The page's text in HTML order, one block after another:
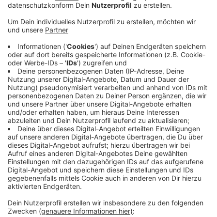
Der DRK Blutspendedienst West in Münster ruft
deshalb alle, die gesund oder wieder gesund sind dazu
auf, zur Blutspende zu gehen. Termine gibt es überall
im Kreis.
In der nächsten Woche z.B. in Alstätte, Maria Veen,
Burlo, Borken und Heek. Am besten voher kurz
reservieren.Hiergeht's zu den Terminen.
Anzeige